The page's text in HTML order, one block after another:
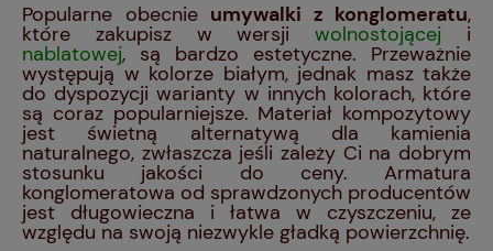
Popularne obecnie umywalki z konglomeratu,
które zakupisz w wersjiwolnostojącej i
nablatowej, są bardzo estetyczne. Przeważnie
występują w kolorze białym, jednak masz także
do dyspozycji warianty w innych kolorach, które
są coraz popularniejsze. Materiał kompozytowy
jest świetną alternatywą dla kamienia
naturalnego, zwłaszcza jeśli zależy Ci na dobrym
stosunku jakości do ceny. Armatura
konglomeratowa od sprawdzonych producentów
jest długowieczna i łatwa w czyszczeniu, ze
względu na swoją niezwykle gładką powierzchnię.